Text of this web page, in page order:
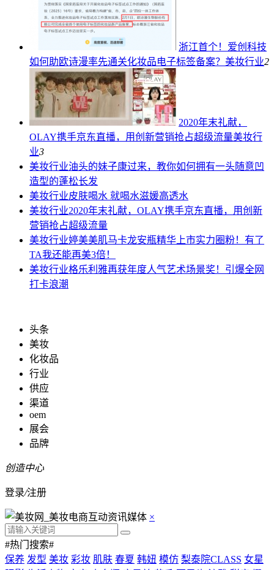
浙江首个！爱创科技
如何助欧诗漫率先通关化妆品电子标签备案？ 美妆行业2
2020年末礼献，
OLAY携手京东直播，用创新营销抢占超级流量美妆行
业3
美妆行业油头的妹子康过来，教你如何拥有一头随意凹
造型的蓬松长发
美妆行业皮肤喝水 就喝水滋媛高透水
美妆行业2020年末礼献，OLAY携手京东直播，用创新
营销抢占超级流量
美妆行业婷美美肌马卡龙安瓶精华上市实力圈粉！有了
TA我还能再美3倍！
美妆行业格乐利雅再获年度人气艺术场景奖！引爆全网
打卡浪潮
头条
美妆
化妆品
行业
供应
渠道
oem
展会
品牌
创造中心
登录/注册
×
#热门搜索#
保养 发型 美妆 彩妆 肌肤 春夏 韩妞 模仿 梨泰院CLASS 女星